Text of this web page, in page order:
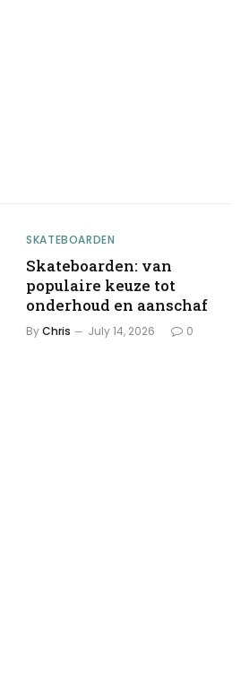
SKATEBOARDEN
Skateboarden: van
populaire keuze tot
onderhoud en aanschaf
ByChris July 14, 2026 0